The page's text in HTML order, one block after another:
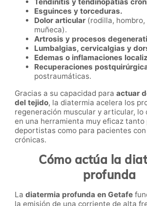
Tendinitis y tendinopatías
Esguinces y torceduras.
Dolor articular (rodilla,
muñeca).
Artrosis y procesos
Lumbalgias, cervicalgias y
Edemas o inflamaciones
Recuperaciones
postraumáticas.
Gracias a su capacidad para actuar
del tejido, la diatermia acelera los
regeneración muscular y articular, lo
en una herramienta muy eficaz tanto
deportistas como para pacientes
crónicas.
Cómo actúa la
profunda
La diatermia profunda en Getafe
la emisión de una corriente de alta